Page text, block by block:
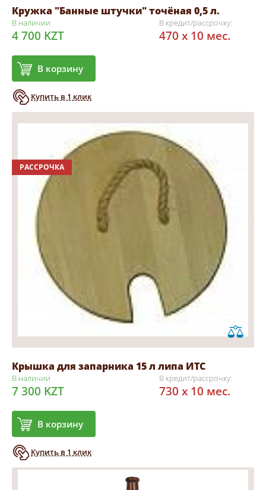
Кружка "Банные штучки" точёная 0,5 л.
В наличии
4 700 KZT
В корзину
Купить в 1 клик
В кредит/рассрочку:
470 x 10 мес.
РАССРОЧКА
Крышка для запарника 15 л липа ИТС
В наличии
7 300 KZT
В корзину
Купить в 1 клик
В кредит/рассрочку:
730 x 10 мес.